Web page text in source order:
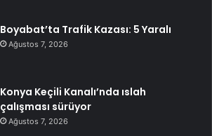
Boyabat’ta Trafik Kazası: 5 Yaralı
Ağustos 7, 2026
Konya Keçili Kanalı’nda ıslah
çalışması sürüyor
Ağustos 7, 2026